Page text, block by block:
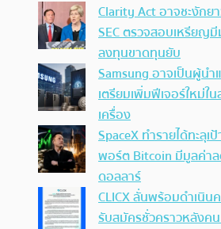
Clarity Act อาจชะงักย
SEC ตรวจสอบเหรียญ
ลงทุนขาดทุนยับ
Samsung อาจเป็นผู้น
เตรียมเพิ่มฟีเจอร์ใหม่ใ
เครื่อง
SpaceX ทำรายได้ทะลุ
พอร์ต Bitcoin มีมูลค่า
ดอลลาร์
CLICX ลั่นพร้อมดำเนิ
รับสมัครชั่วคราวหลังค